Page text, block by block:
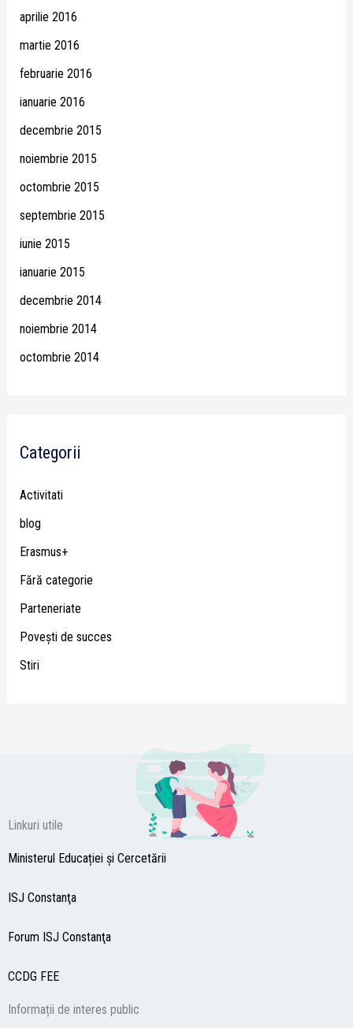
aprilie 2016
martie 2016
februarie 2016
ianuarie 2016
decembrie 2015
noiembrie 2015
octombrie 2015
septembrie 2015
iunie 2015
ianuarie 2015
decembrie 2014
noiembrie 2014
octombrie 2014
Categorii
Activitati
blog
Erasmus+
Fără categorie
Parteneriate
Poveşti de succes
Stiri
Linkuri utile
Ministerul Educației și Cercetării
ISJ Constanţa
Forum ISJ Constanţa
CCDG FEE
Informații de interes public